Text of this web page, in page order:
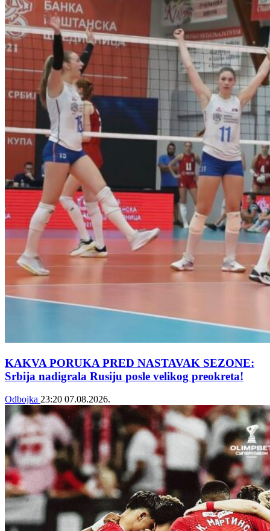
KAKVA PORUKA PRED NASTAVAK SEZONE:
Srbija nadigrala Rusiju posle velikog preokreta!
Odbojka 23:20 07.08.2026.